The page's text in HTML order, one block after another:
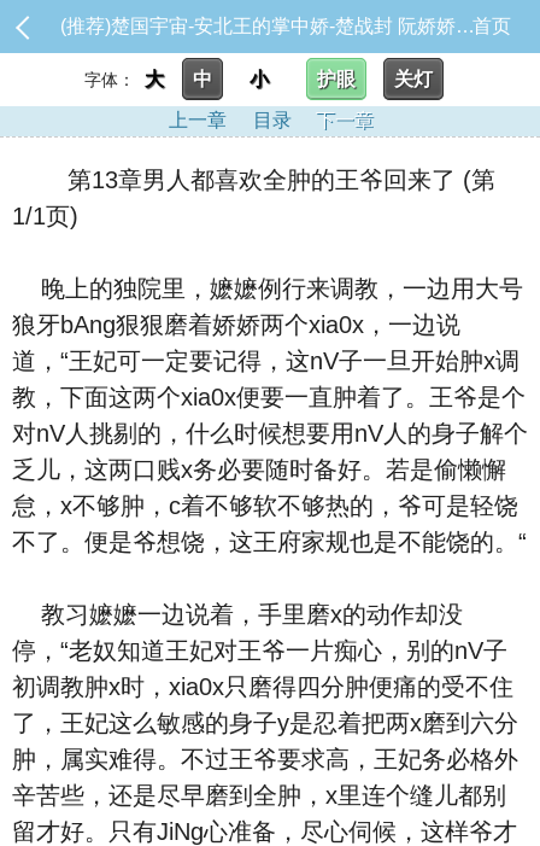
(推荐)楚国宇宙-安北王的掌中娇-楚战封 阮娇娇_第13章男人都喜欢全肿的王爷回来了首页
字体： 大 中 小 护眼
关灯
上一章
目录 下一章
第13章男人都喜欢全肿的王爷回来了 (第
1/1页)
晚上的独院里，嬷嬷例行来调教，一边用大号
狼牙bAng狠狠磨着娇娇两个xia0x，一边说
道，“王妃可一定要记得，这nV子一旦开始肿x调
教，下面这两个xia0x便要一直肿着了。王爷是个
对nV人挑剔的，什么时候想要用nV人的身子解个
乏儿，这两口贱x务必要随时备好。若是偷懒懈
怠，x不够肿，c着不够软不够热的，爷可是轻饶
不了。便是爷想饶，这王府家规也是不能饶的。“
教习嬷嬷一边说着，手里磨x的动作却没
停，“老奴知道王妃对王爷一片痴心，别的nV子
初调教肿x时，xia0x只磨得四分肿便痛的受不住
了，王妃这么敏感的身子y是忍着把两x磨到六分
肿，属实难得。不过王爷要求高，王妃务必格外
辛苦些，还是尽早磨到全肿，x里连个缝儿都别
留才好。只有JiNg心准备，尽心伺候，这样爷才